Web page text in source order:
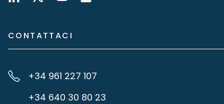
CONTATTACI
+34 961 227 107
+34 640 30 80 23